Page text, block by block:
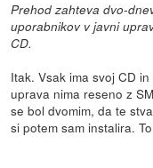
Prehod zahteva dvo-
uporabnikov v javni
CD.
Itak. Vsak ima svoj CD
uprava nima reseno z
se bol dvomim, da te
si potem sam instalira.